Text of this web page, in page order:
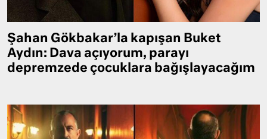
Şahan Gökbakar’la kapışan Buket
Aydın: Dava açıyorum, parayı
depremzede çocuklara bağışlayacağım